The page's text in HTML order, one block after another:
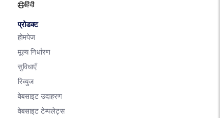
हिंदी
प्रोडक्ट
होमपेज
मूल्य निर्धारण
सुविधाएँ
रिव्युज
वेबसाइट उदाहरण
वेबसाइट टेम्पलेट्स